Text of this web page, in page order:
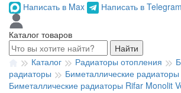
Написать в Max
Написать в Telegram
Каталог товаров
Найти
Каталог
Радиаторы отопления
радиаторы
Биметаллические
Биметаллические радиаторы Rifar Monolit